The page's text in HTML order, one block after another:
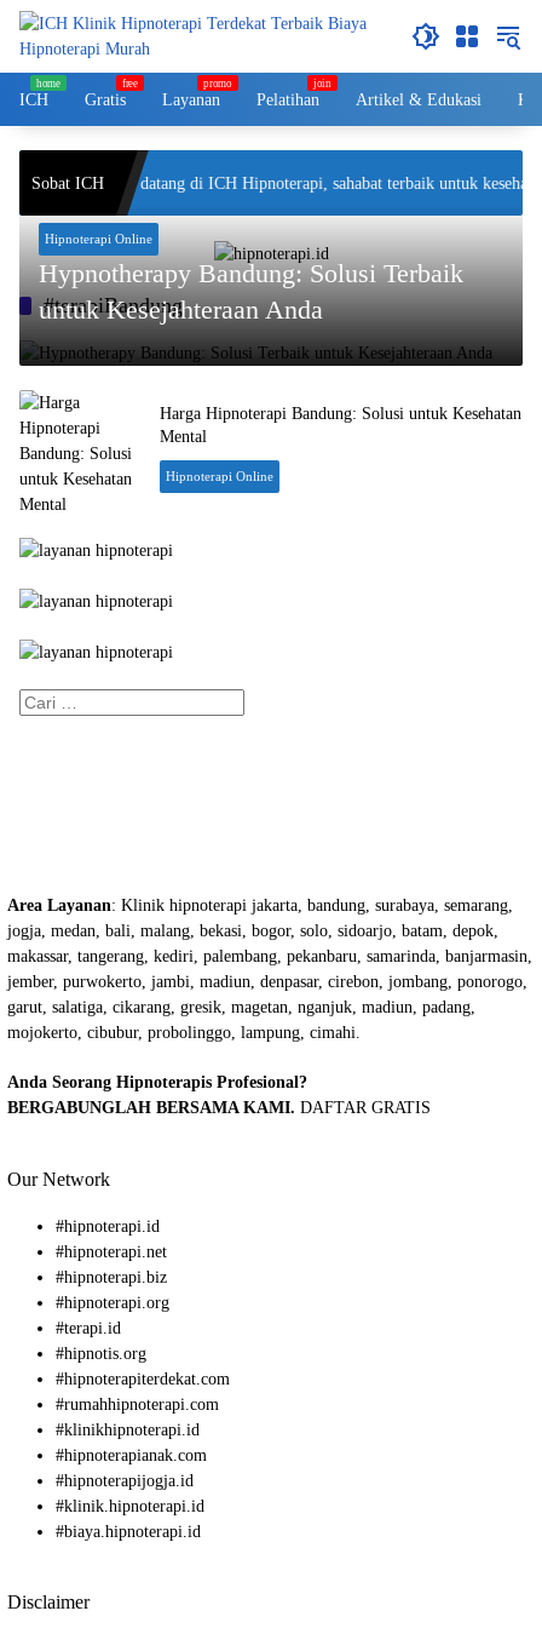
Langsung
konten
ICH Gratis Layanan Pelatihan Artikel & Edukasi
Sobat ICHSelamat datang di ICH Hipnoterapi, sahabat terbaik untuk
#terapiBandung
Hipnoterapi Online
Hypnotherapy Bandung: Solusi Terbaik
untuk Kesejahteraan Anda
Harga Hipnoterapi Bandung: Solusi untuk Kesehatan
Mental
Hipnoterapi Online
Cari
Area Layanan: Klinik hipnoterapi jakarta, bandung, surabaya, semarang,
jogja, medan, bali, malang, bekasi, bogor, solo, sidoarjo, batam, depok,
makassar, tangerang, kediri, palembang, pekanbaru, samarinda, banjarmasin,
jember, purwokerto, jambi, madiun, denpasar, cirebon, jombang, ponorogo,
garut, salatiga, cikarang, gresik, magetan, nganjuk, madiun, padang,
mojokerto, cibubur, probolinggo, lampung, cimahi.
Anda Seorang Hipnoterapis Profesional?
BERGABUNGLAH BERSAMA KAMI. DAFTAR GRATIS
Our Network
#hipnoterapi.id
#hipnoterapi.net
#hipnoterapi.biz
#hipnoterapi.org
#terapi.id
#hipnotis.org
#hipnoterapiterdekat.com
#rumahhipnoterapi.com
#klinikhipnoterapi.id
#hipnoterapianak.com
#hipnoterapijogja.id
#klinik.hipnoterapi.id
#biaya.hipnoterapi.id
Disclaimer